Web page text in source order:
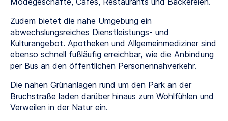
Zudem bietet die nahe Umgebung ein
abwechslungsreiches Dienstleistungs- und
Kulturangebot. Apotheken und Allgemeinmediziner sind
ebenso schnell fußläufig erreichbar, wie die Anbindung
per Bus an den öffentlichen Personennahverkehr.
Die nahen Grünanlagen rund um den Park an der
Bruchstraße laden darüber hinaus zum Wohlfühlen und
Verweilen in der Natur ein.